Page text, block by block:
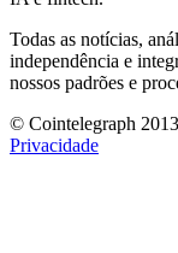
Todas as notícias,
independência e
nossos padrões e
© Cointelegraph
Privacidade